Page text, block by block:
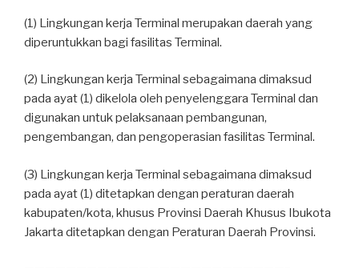
(1) Lingkungan kerja Terminal merupakan daerah yang
diperuntukkan bagi fasilitas Terminal.
(2) Lingkungan kerja Terminal sebagaimana dimaksud
pada ayat (1) dikelola oleh penyelenggara Terminal dan
digunakan untuk pelaksanaan pembangunan,
pengembangan, dan pengoperasian fasilitas Terminal.
(3) Lingkungan kerja Terminal sebagaimana dimaksud
pada ayat (1) ditetapkan dengan peraturan daerah
kabupaten/kota, khusus Provinsi Daerah Khusus Ibukota
Jakarta ditetapkan dengan Peraturan Daerah Provinsi.